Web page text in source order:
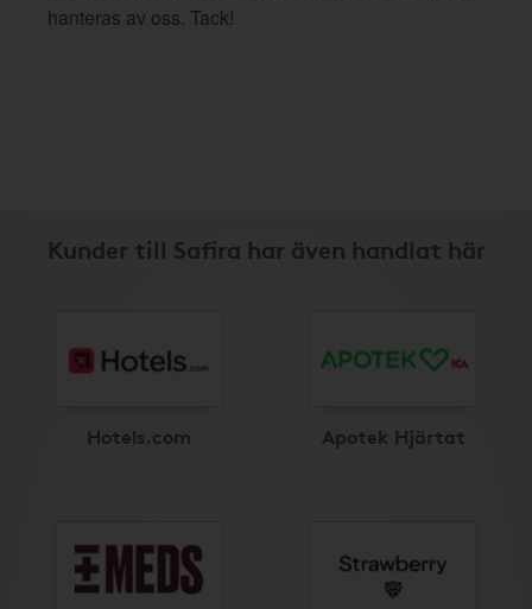
hanteras av oss. Tack!
Kunder till Safira har även handlat här
Hotels.com Apotek Hjärtat